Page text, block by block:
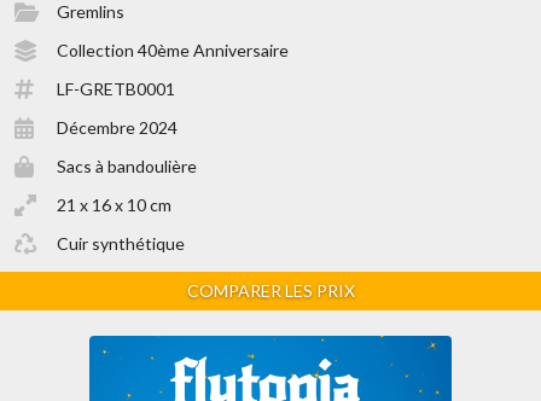
Gremlins
Collection 40ème Anniversaire
LF-GRETB0001
Décembre 2024
Sacs à bandoulière
21 x 16 x 10 cm
Cuir synthétique
COMPARER LES PRIX